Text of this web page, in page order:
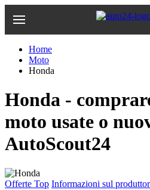
Home
Moto
Honda
Honda -
moto usate o
AutoScout24
Offerte Top Informazioni sul